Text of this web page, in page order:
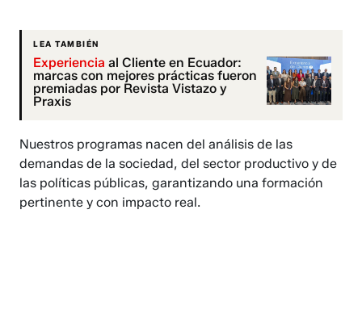
LEA TAMBIÉN
Experiencia al Cliente en Ecuador:
marcas con mejores prácticas fueron
premiadas por Revista Vistazo y
Praxis
Nuestros programas nacen del análisis de las
demandas de la sociedad, del sector productivo y de
las políticas públicas, garantizando una formación
pertinente y con impacto real.